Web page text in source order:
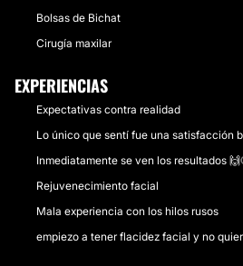
Bolsas de Bichat
Cirugía maxilar
EXPERIENCIAS
Expectativas contra realidad
Lo único que sentí fue una satisfacción
Inmediatamente se ven los resultados
Rejuvenecimiento facial
Mala experiencia con los hilos rusos
empiezo a tener flacidez facial y no